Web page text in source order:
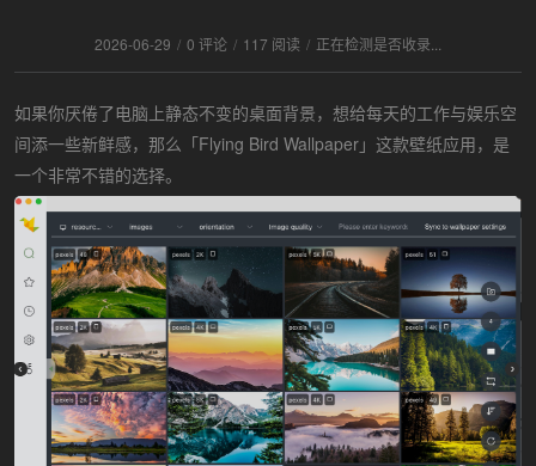
2026-06-29 / 0 评论 / 117 阅读 / 正在检测是否收录...
如果你厌倦了电脑上静态不变的桌面背景，想给每天的工作与娱乐空
间添一些新鲜感，那么「Flying Bird Wallpaper」这款壁纸应用，是
一个非常不错的选择。